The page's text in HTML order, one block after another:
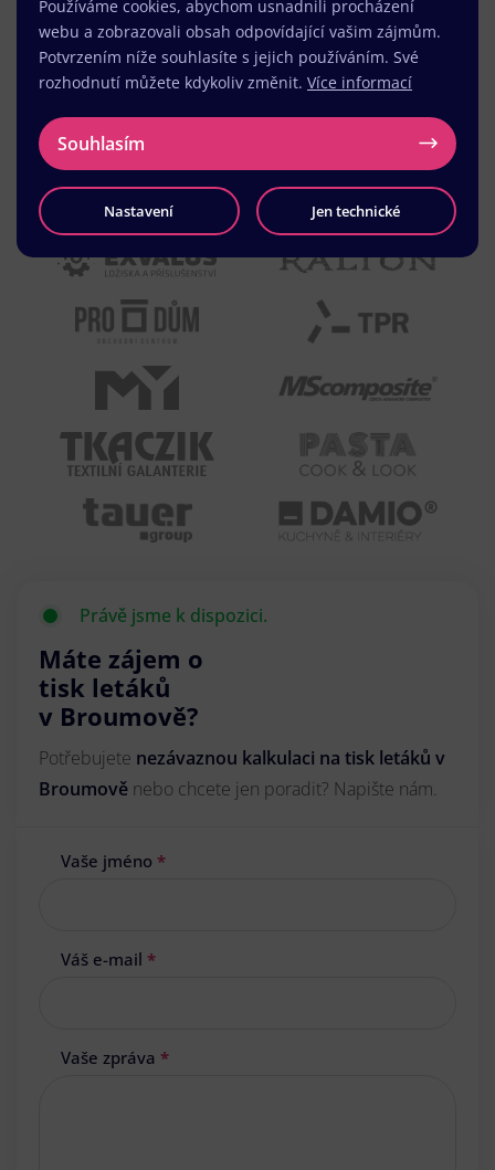
Právě jsme k dispozici.
Máte zájem o
tisk letáků
v Broumově?
Potřebujete nezávaznou kalkulaci na tisk letáků v
Broumově nebo chcete jen poradit? Napište nám.
Vaše jméno *
Váš e-mail *
Vaše zpráva *
Používáme cookies, abychom usnadnili procházení
webu a zobrazovali obsah odpovídající vašim zájmům.
Potvrzením níže souhlasíte s jejich používáním. Své
rozhodnutí můžete kdykoliv změnit. Více informací
Souhlasím
Nastavení Jen technické